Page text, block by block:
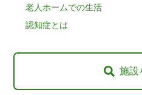
施設
老人ホームでの生活
認知症とは